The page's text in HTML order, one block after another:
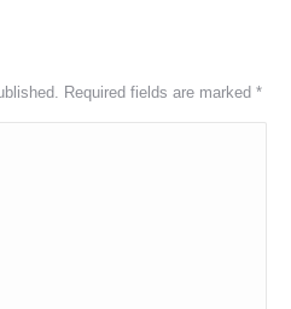
Required fields are marked *